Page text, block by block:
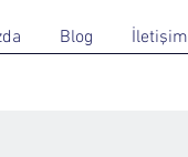
Blog İletişim